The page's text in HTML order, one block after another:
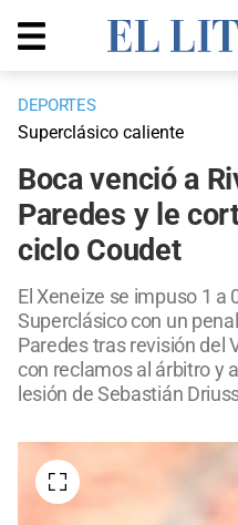
DEPORTES
Superclásico caliente
Boca venció a
Paredes y le
ciclo Coudet
El Xeneize se impuso 1 a
Superclásico con un
Paredes tras revisión del
con reclamos al árbitro y
lesión de Sebastián